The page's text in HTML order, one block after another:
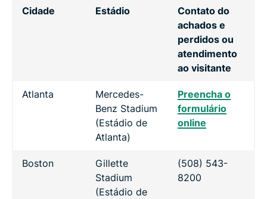
Cidade Estádio
Contato do
achados e
perdidos ou
atendimento
ao visitante
Atlanta
Mercedes-
Benz Stadium
(Estádio de
Atlanta)
Preencha o
formulário
online
Boston
Gillette
Stadium
(Estádio de
(508) 543-
8200